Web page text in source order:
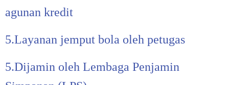
agunan kredit
5.Layanan jemput bola oleh petugas
5.Dijamin oleh Lembaga Penjamin